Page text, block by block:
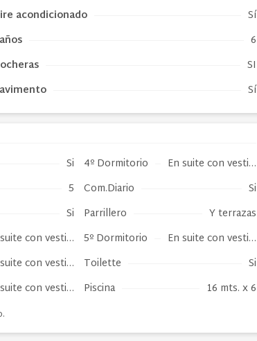
acondicionado
Sí
6
SI
Sí
Si
5
Si
con vesti…
con vesti…
con vesti…
4º Dormitorio
En suite con vesti…
Com.Diario
Si
Parrillero
Y terrazas
5º Dormitorio
En suite con vesti…
Toilette
Si
Piscina
16 mts. x 6